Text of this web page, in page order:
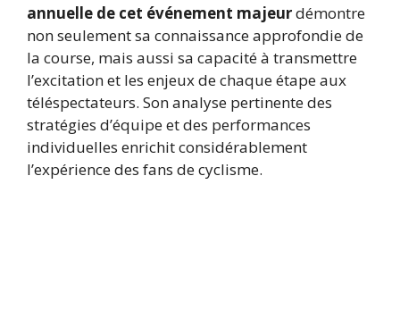
annuelle de cet événement majeurdémontre
non seulement sa connaissance approfondie de
la course, mais aussi sa capacité à transmettre
l’excitation et les enjeux de chaque étape aux
téléspectateurs. Son analyse pertinente des
stratégies d’équipe et des performances
individuelles enrichit considérablement
l’expérience des fans de cyclisme.